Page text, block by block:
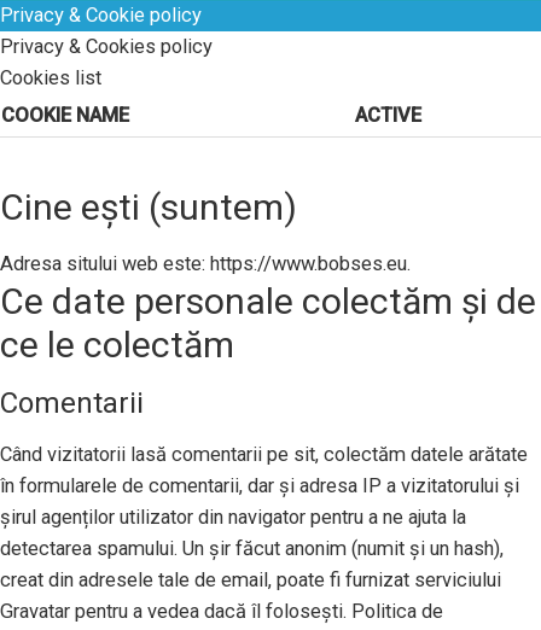
Privacy & Cookie policy
Privacy & Cookies policy
Cookies list
COOKIE NAME
ACTIVE
Cine ești (suntem)
Adresa sitului web este: https://www.bobses.eu.
Ce date personale colectăm și de
ce le colectăm
Comentarii
Când vizitatorii lasă comentarii pe sit, colectăm datele arătate
în formularele de comentarii, dar și adresa IP a vizitatorului și
șirul agenților utilizator din navigator pentru a ne ajuta la
detectarea spamului. Un șir făcut anonim (numit și un hash),
creat din adresele tale de email, poate fi furnizat serviciului
Gravatar pentru a vedea dacă îl folosești. Politica de